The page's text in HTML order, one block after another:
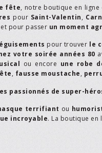
fête, notre boutique en ligne
pour Saint-Valentin,
et pour passer un moment
pour trouver le
votre soirée années 80
ou encore une robe
, fausse moustache,
passionnés de super-
terrifiant ou
incroyable. La boutique en